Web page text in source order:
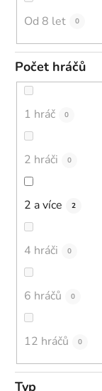
Od 8 let 0
Počet hráčů
1 hráč 0
2 hráči 0
2 a více 2
4 hráči 0
6 hráčů 0
12 hráčů 0
Typ